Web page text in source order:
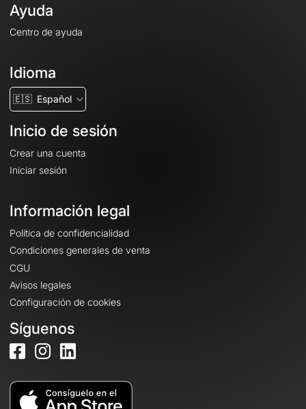
Ayuda
Centro de ayuda
Idioma
🇪🇸 Español
Inicio de sesión
Crear una cuenta
Iniciar sesión
Información legal
Política de confidencialidad
Condiciones generales de venta
CGU
Avisos legales
Configuración de cookies
Síguenos